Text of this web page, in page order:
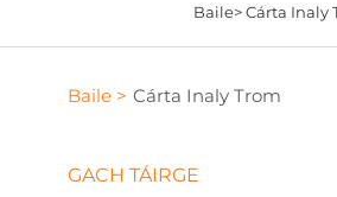
Baile>Cárta Inaly
Baile > Cárta Inaly Trom
GACH TÁIRGE